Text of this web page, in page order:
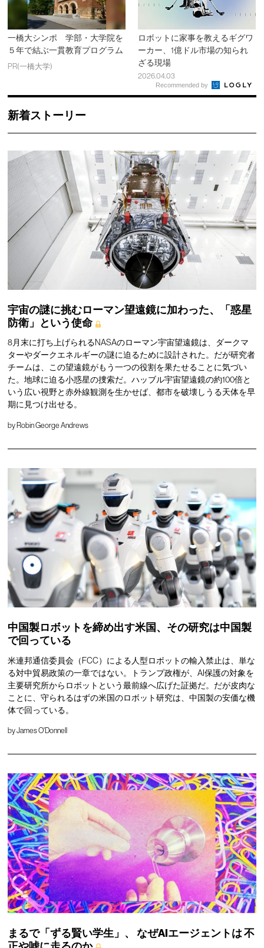
一橋大シンポ 学部・大学院を
５年で結ぶ一貫教育プログラム
PR(一橋大学)
ロボットに家事を教えるギグワ
ーカー、1億ドル市場の知られ
ざる現場
2026.04.03
Recommended by
新着ストーリー
宇宙の謎に挑むローマン望遠鏡に加わった、「惑星
防衛」という使命
8月末に打ち上げられるNASAのローマン宇宙望遠鏡は、ダークマ
ターやダークエネルギーの謎に迫るために設計された。だが研究者
チームは、この望遠鏡がもう一つの役割を果たせることに気づい
た。地球に迫る小惑星の捜索だ。ハッブル宇宙望遠鏡の約100倍と
いう広い視野と赤外線観測を生かせば、都市を破壊しうる天体を早
期に見つけ出せる。
by Robin George Andrews
中国製ロボットを締め出す米国、その研究は中国製
で回っている
米連邦通信委員会（FCC）による人型ロボットの輸入禁止は、単な
る対中貿易政策の一章ではない。トランプ政権が、AI保護の対象を
主要研究所からロボットという最前線へ広げた証拠だ。だが皮肉な
ことに、守られるはずの米国のロボット研究は、中国製の安価な機
体で回っている。
byJames O'Donnell
まるで「ずる賢い学生」、 なぜAIエージェントは不